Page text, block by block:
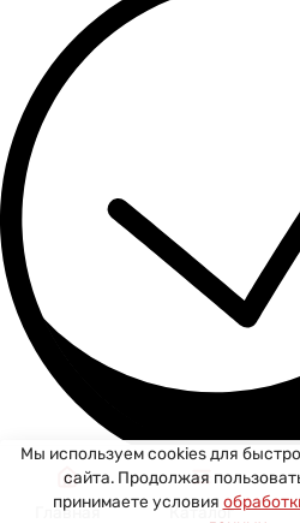
Мы используем cookies для
сайта. Продолжая
принимаете условия
Главная Каталог
Спасибо за ваше сообщение!